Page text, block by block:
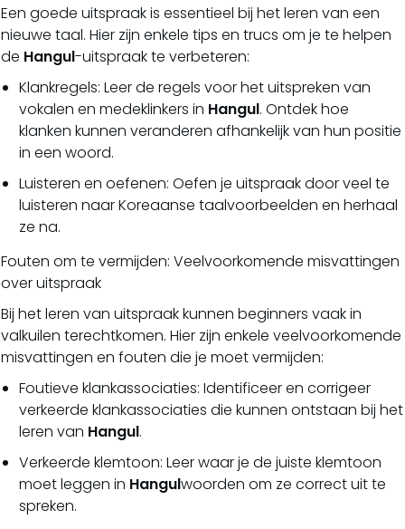
Een goede uitspraak is essentieel bij het leren van een
nieuwe taal. Hier zijn enkele tips en trucs om je te helpen
de Hangul-uitspraak te verbeteren:
Klankregels: Leer de regels voor het uitspreken van
vokalen en medeklinkers in Hangul. Ontdek hoe
klanken kunnen veranderen afhankelijk van hun positie
in een woord.
Luisteren en oefenen: Oefen je uitspraak door veel te
luisteren naar Koreaanse taalvoorbeelden en herhaal
ze na.
Fouten om te vermijden: Veelvoorkomende misvattingen
over uitspraak
Bij het leren van uitspraak kunnen beginners vaak in
valkuilen terechtkomen. Hier zijn enkele veelvoorkomende
misvattingen en fouten die je moet vermijden:
Foutieve klankassociaties: Identificeer en corrigeer
verkeerde klankassociaties die kunnen ontstaan bij het
leren van Hangul.
Verkeerde klemtoon: Leer waar je de juiste klemtoon
moet leggen in Hangulwoorden om ze correct uit te
spreken.